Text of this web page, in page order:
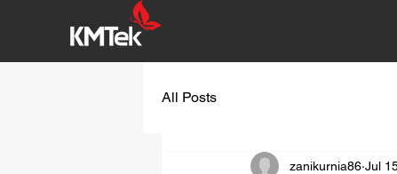
All Posts
zanikurnia86 Jul